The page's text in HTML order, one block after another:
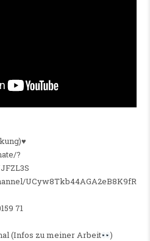
?
UCyw8Tkb44AGA2eB8K9fR
71
(Infos zu meiner Arbeit
)